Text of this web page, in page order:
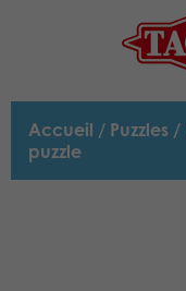
Accueil / Puzzles /
puzzle